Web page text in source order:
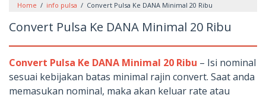
Home / info pulsa / Convert Pulsa Ke DANA Minimal 20 Ribu
Convert Pulsa Ke DANA Minimal 20 Ribu
Convert Pulsa Ke DANA Minimal 20 Ribu – Isi nominal
sesuai kebijakan batas minimal rajin convert. Saat anda
memasukan nominal, maka akan keluar rate atau